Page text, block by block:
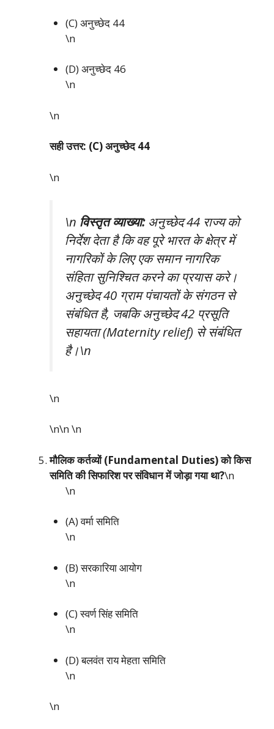
(C) अनुच्छेद 44
\n
(D) अनुच्छेद 46
\n
\n
सही उत्तर: (C) अनुच्छेद 44
\n
\n विस्तृत व्याख्या:अनुच्छेद 44 राज्य को
निर्देश देता है कि वह पूरे भारत के क्षेत्र में
नागरिकों के लिए एक समान नागरिक
संहिता सुनिश्चित करने का प्रयास करे।
अनुच्छेद 40 ग्राम पंचायतों के संगठन से
संबंधित है, जबकि अनुच्छेद 42 प्रसूति
सहायता (Maternity relief) से संबंधित
है।\n
\n
\n\n\n
मौलिक कर्तव्यों (Fundamental Duties) को किस
समिति की सिफारिश पर संविधान में जोड़ा गया था?\n
\n
(A) वर्मा समिति
\n
(B) सरकारिया आयोग
\n
(C) स्वर्ण सिंह समिति
\n
(D) बलवंत राय मेहता समिति
\n
\n